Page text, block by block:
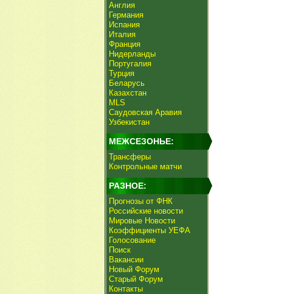
Англия
Германия
Испания
Италия
Франция
Нидерланды
Португалия
Турция
Беларусь
Казахстан
MLS
Саудовская Аравия
Узбекистан
МЕЖСЕЗОНЬЕ:
Трансферы
Контрольные матчи
РАЗНОЕ:
Прогнозы от ФНК
Российские новости
Мировые Новости
Коэффициенты УЕФА
Голосование
Поиск
Вакансии
Новый Форум
Старый Форум
Контакты